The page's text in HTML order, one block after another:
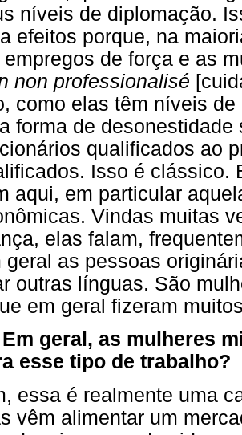
níveis de diplomação.
efeitos porque, na
empregos de força e as
non professionalisé
como elas têm níveis
forma de
qualificados ao
Isso é clássico.
aqui, em particular
Vindas muitas
elas falam,
geral as pessoas
outras línguas. São
em geral fizeram
Em geral, as mulheres
esse tipo de trabalho?
essa é realmente uma
vêm alimentar um